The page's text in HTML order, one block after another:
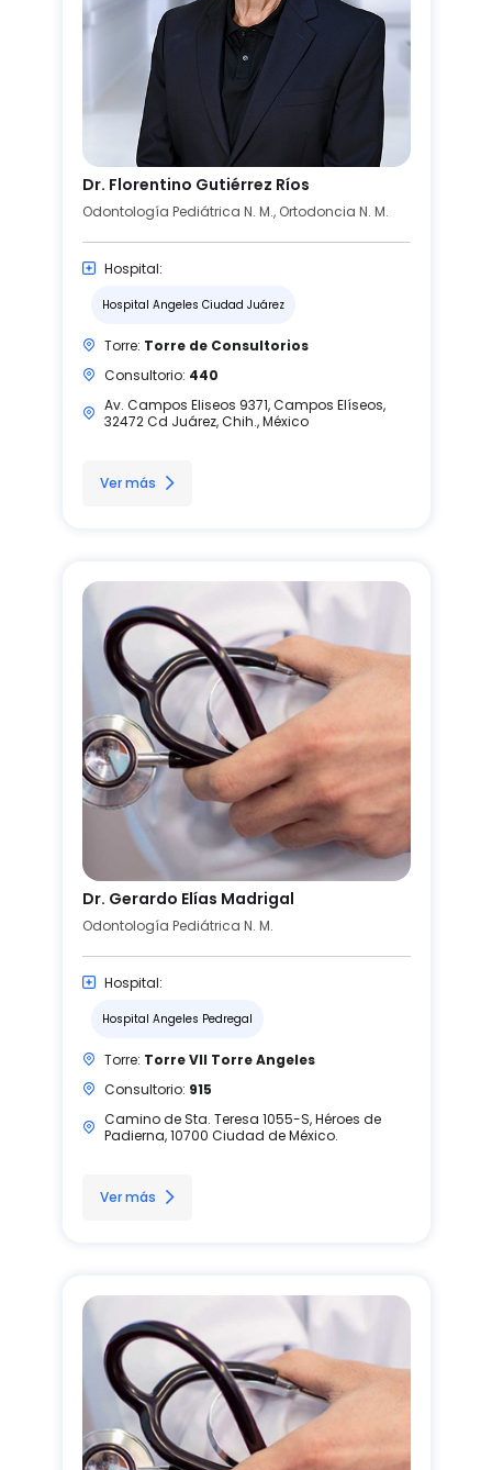
Dr. Florentino Gutiérrez Ríos
Odontología Pediátrica N. M., Ortodoncia N. M.
Hospital:
Hospital Angeles Ciudad Juárez
Torre: Torre de Consultorios
Consultorio: 440
Av. Campos Eliseos 9371, Campos Elíseos,
32472 Cd Juárez, Chih., México
Ver más
Dr. Gerardo Elías Madrigal
Odontología Pediátrica N. M.
Hospital:
Hospital Angeles Pedregal
Torre: Torre VII Torre Angeles
Consultorio: 915
Camino de Sta. Teresa 1055-S, Héroes de
Padierna, 10700 Ciudad de México.
Ver más